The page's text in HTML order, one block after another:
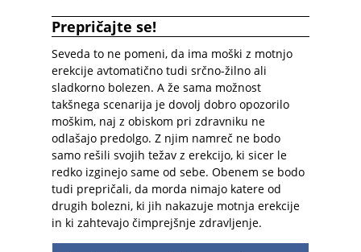
Prepričajte se!
Seveda to ne pomeni, da ima moški z motnjo
erekcije avtomatično tudi srčno-žilno ali
sladkorno bolezen. A že sama možnost
takšnega scenarija je dovolj dobro opozorilo
moškim, naj z obiskom pri zdravniku ne
odlašajo predolgo. Z njim namreč ne bodo
samo rešili svojih težav z erekcijo, ki sicer le
redko izginejo same od sebe. Obenem se bodo
tudi prepričali, da morda nimajo katere od
drugih bolezni, ki jih nakazuje motnja erekcije
in ki zahtevajo čimprejšnje zdravljenje.